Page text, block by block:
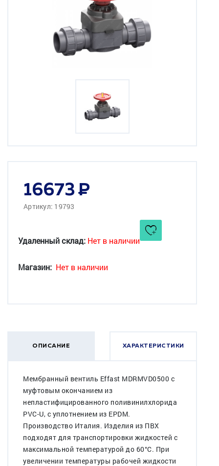
16673
Артикул: 19793
Удаленный склад: Нет в наличии
Магазин: Нет в наличии
ОПИСАНИЕ ХАРАКТЕРИСТИКИ
Мембранный вентиль Effast MDRMVD0500 с
муфтовым окончанием из
непластифицированного поливинилхлорида
PVC-U, с уплотнением из EPDM.
Производство Италия. Изделия из ПВХ
подходят для транспортировки жидкостей с
максимальной температурой до 60°C. При
увеличении температуры рабочей жидкости